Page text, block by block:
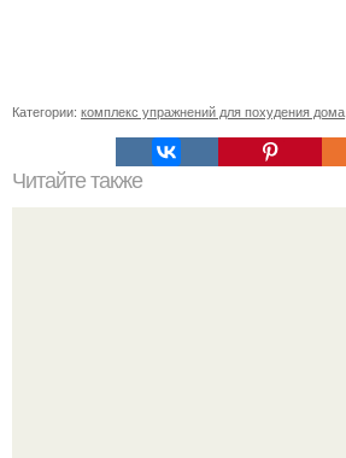
Категории: комплекс упражнений для похудения дома
Читайте также